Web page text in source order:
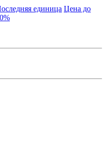
единица Цена до